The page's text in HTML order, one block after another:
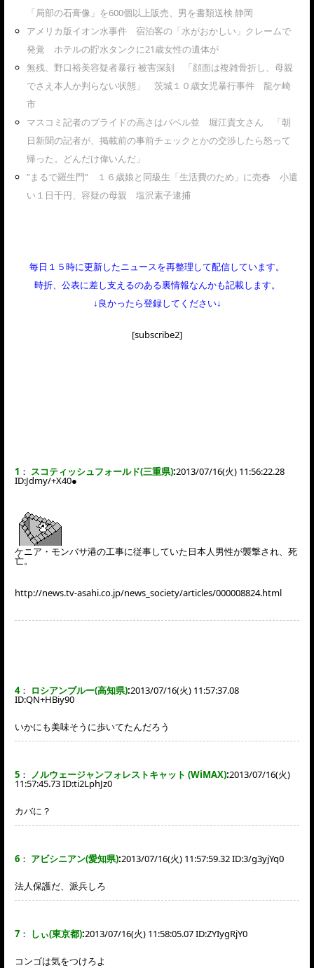
「局部の石膏像」を600個以上販売、男を書類送検 静岡
アメリカ版イオン水事件 宿泊客の「水がおかしい」クレームで
発覚 ホテルの貯水タンクに21歳女性の遺体が
無残、野口裕美容疑者暴行 被害深刻 「顔面は複雑骨折し、母親
でさえ本人か判らない状態」 茨城１０歳女児暴行事件 龍ケ崎
市
マスコミ記者のプライドの高さはバベル並 堀江貴文さん 「朝
日新聞の記者が、掲載前の事前チェックとかの交渉したら怒って
帰った。どんだけ偉いんだ」
”まるで羅生門” １６歳娘と同級生「生活費のため」に売春 小遣
い１日千円、容疑の母親 塩沢素子逮捕
毎日１５時に更新したニュースを再整理して配信しています。
時折、公表に差し支えるのある裏情報なんかも記載します。
↓良かったら登録してください↓
[subscribe2]
1 ： スコティッシュフォールド(三重県):2013/07/16(火) 11:56:22.28
ID:Jdmy/+X40●
ケニア・モンバサ港の工事に従事していた日本人男性が襲撃され、死
亡。
http://news.tv-asahi.co.jp/news_society/articles/000008824.html
4： ロシアンブルー(高知県):2013/07/16(火) 11:57:37.08
ID:QN+HBiy90
いかにも美味そうに歩いてたんだろう
5 ： ノルウェージャンフォレストキャット (WiMAX):2013/07/16(火)
11:57:45.73 ID:ti2LphJz0
カバに？
6 ： アビシニアン(愛知県):2013/07/16(火) 11:57:59.32 ID:3/g3yjYq0
法人保護だ、派兵しろ
7 ： しぃ(東京都):2013/07/16(火) 11:58:05.07 ID:ZYIygRjY0
コンゴは気をつけろよ